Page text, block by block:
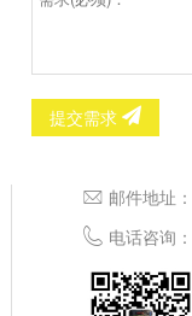
提交需求
邮件地址：
电话咨询：